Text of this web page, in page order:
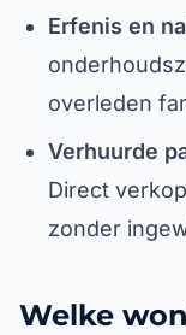
Erfenis en
overleden
Verhuurde
Direct
zonder
Welke